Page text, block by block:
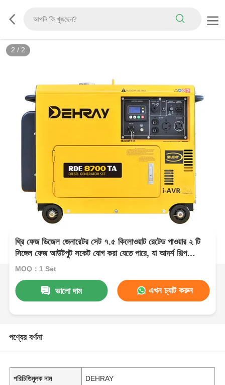
2 / 2
থ্রি ফেজ ডিজেল জেনারেটর সেট ৭.৫ কিলোওয়াট রেটেড পাওয়ার ২ টি
সিঙ্গেল ফেজ আউটপুট সকেট যোগ করা যেতে পারে, যা আদর্শ শিল্প
বিদ্যুতের উৎস
MOQ：1 Set
ভালো দাম এখন চ্যাট করুন
পণ্যের বর্ণনা
পরিচিতিমুলক নাম DEHRAY